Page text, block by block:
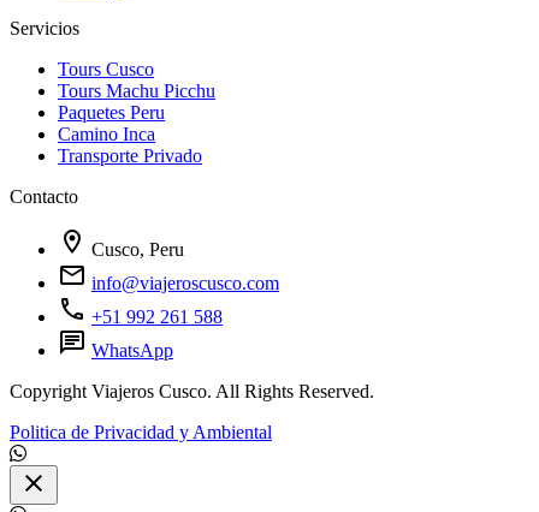
Servicios
Tours Cusco
Tours Machu Picchu
Paquetes Peru
Camino Inca
Transporte Privado
Contacto
location_on Cusco, Peru
mail info@viajeroscusco.com
call +51 992 261 588
chat WhatsApp
Copyright Viajeros Cusco. All Rights Reserved.
Politica de Privacidad y Ambiental
close